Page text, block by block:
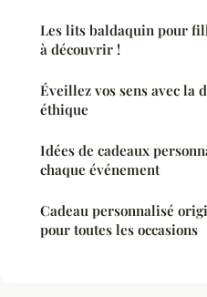
Les lits baldaquin pour
à découvrir !
Éveillez vos sens avec la
éthique
Idées de cadeaux
chaque événement
Cadeau personnalisé
pour toutes les occasions